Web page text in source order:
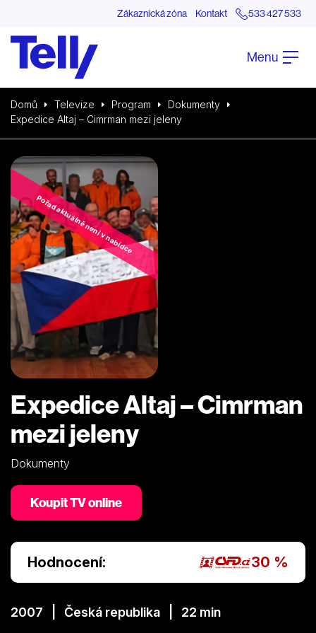
Zákaznická zóna Kontakt 533 427 533
Menu
Domů Televize Program
Dokumenty
Expedice Altaj – Cimrman mezi jeleny
Pořad aktuálně není v nabídce
Expedice Altaj – Cimrman
mezi jeleny
Dokumenty
Koupit TV online
Hodnocení: 30 %
2007 | Česká republika | 22 min